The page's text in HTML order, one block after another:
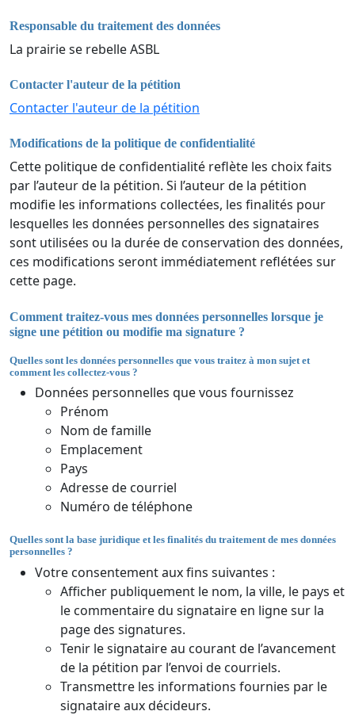
Responsable du traitement des données
La prairie se rebelle ASBL
Contacter l'auteur de la pétition
Contacter l'auteur de la pétition
Modifications de la politique de confidentialité
Cette politique de confidentialité reflète les choix faits
par l’auteur de la pétition. Si l’auteur de la pétition
modifie les informations collectées, les finalités pour
lesquelles les données personnelles des signataires
sont utilisées ou la durée de conservation des données,
ces modifications seront immédiatement reflétées sur
cette page.
Comment traitez-vous mes données personnelles lorsque je
signe une pétition ou modifie ma signature ?
Quelles sont les données personnelles que vous traitez à mon sujet et
comment les collectez-vous ?
Données personnelles que vous fournissez
Prénom
Nom de famille
Emplacement
Pays
Adresse de courriel
Numéro de téléphone
Quelles sont la base juridique et les finalités du traitement de mes données
personnelles ?
Votre consentement aux fins suivantes :
Afficher publiquement le nom, la ville, le pays et
le commentaire du signataire en ligne sur la
page des signatures.
Tenir le signataire au courant de l’avancement
de la pétition par l’envoi de courriels.
Transmettre les informations fournies par le
signataire aux décideurs.